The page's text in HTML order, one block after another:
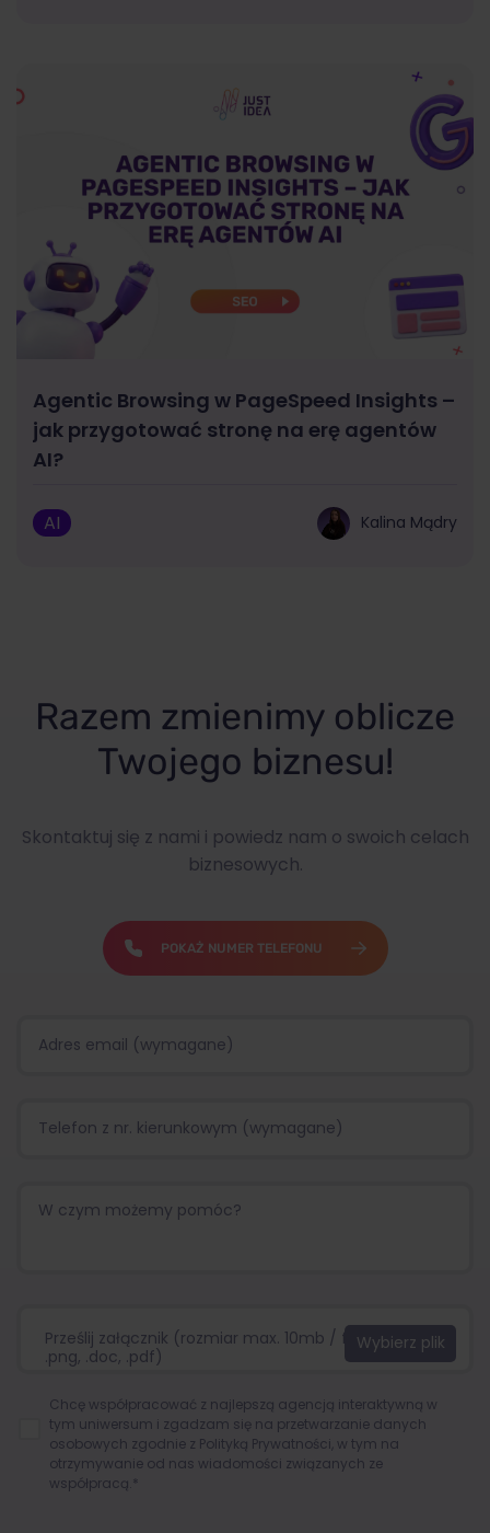
Agentic Browsing w PageSpeed Insights –
jak przygotować stronę na erę agentów
AI?
AI Kalina Mądry
Razem zmienimy oblicze
Twojego biznesu!
Skontaktuj się z nami i powiedz nam o swoich celach
biznesowych.
POKAŻ NUMER TELEFONU
Prześlij załącznik (rozmiar max. 10mb / format:.jpg,
.png, .doc, .pdf)
Chcę współpracować z najlepszą agencją interaktywną w
tym uniwersum i zgadzam się na przetwarzanie danych
osobowych zgodnie z Polityką Prywatności , w tym na
otrzymywanie od nas wiadomości związanych ze
współpracą.*